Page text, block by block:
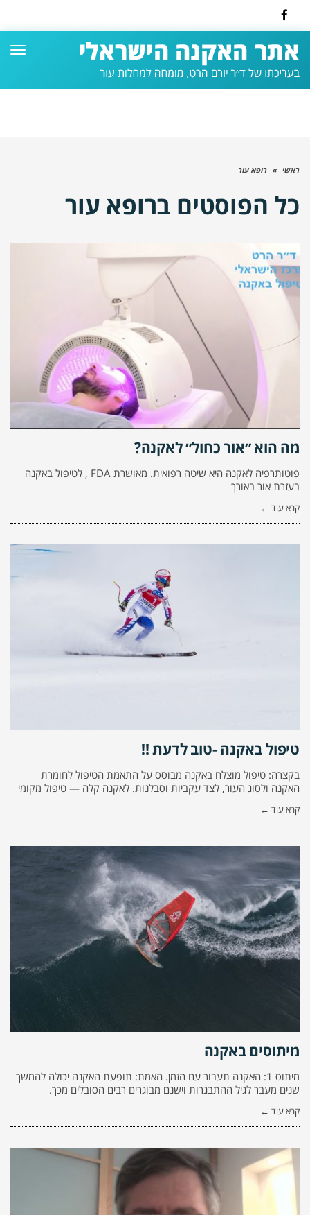
Facebook
ראשי » רופא עור
כל הפוסטים ברופא עור
מה הוא ״אור כחול״ לאקנה?
פוטותרפיה לאקנה היא שיטה רפואית. מאושרת FDA , לטיפול באקנה
בעזרת אור באורך
קרא עוד ←
טיפול באקנה -טוב לדעת !!
בקצרה: טיפול מוצלח באקנה מבוסס על התאמת הטיפול לחומרת
האקנה ולסוג העור, לצד עקביות וסבלנות. לאקנה קלה — טיפול מקומי
קרא עוד ←
מיתוסים באקנה
מיתוס 1: האקנה תעבור עם הזמן. האמת: תופעת האקנה יכולה להמשך
שנים מעבר לגיל ההתבגרות וישנם מבוגרים רבים הסובלים מכך.
קרא עוד ←